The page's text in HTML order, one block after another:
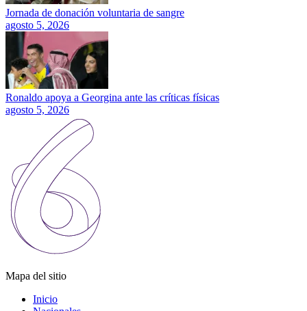
Jornada de donación voluntaria de sangre
agosto 5, 2026
Ronaldo apoya a Georgina ante las críticas físicas
agosto 5, 2026
Mapa del sitio
Inicio